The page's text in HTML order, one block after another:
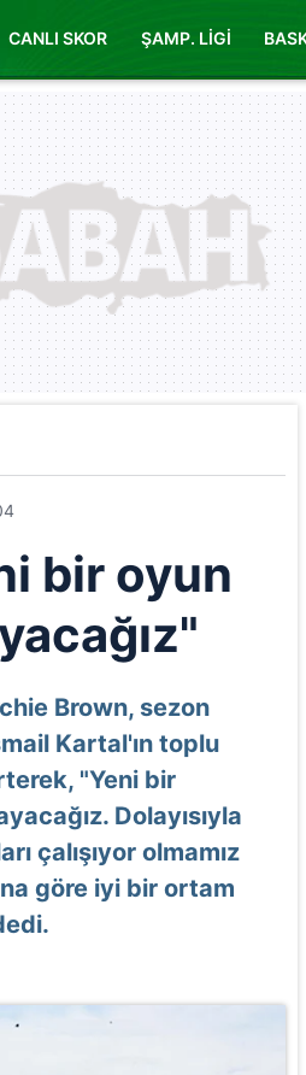
CANLI SKOR ŞAMP. LİGİ
bir oyun
Brown, sezon
Kartal'ın toplu
"Yeni bir
Dolayısıyla
çalışıyor olmamız
göre iyi bir ortam